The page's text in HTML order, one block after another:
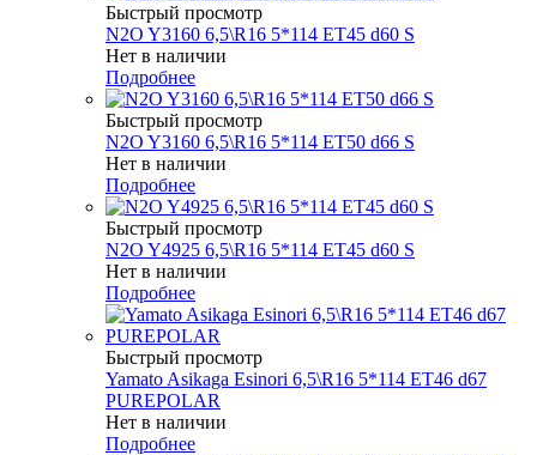
Быстрый просмотр
N2O Y3160 6,5\R16 5*114 ET45 d60 S
Нет в наличии
Подробнее
Быстрый просмотр
N2O Y3160 6,5\R16 5*114 ET50 d66 S
Нет в наличии
Подробнее
Быстрый просмотр
N2O Y4925 6,5\R16 5*114 ET45 d60 S
Нет в наличии
Подробнее
Быстрый просмотр
Yamato Asikaga Esinori 6,5\R16 5*114 ET46 d67
PUREPOLAR
Нет в наличии
Подробнее